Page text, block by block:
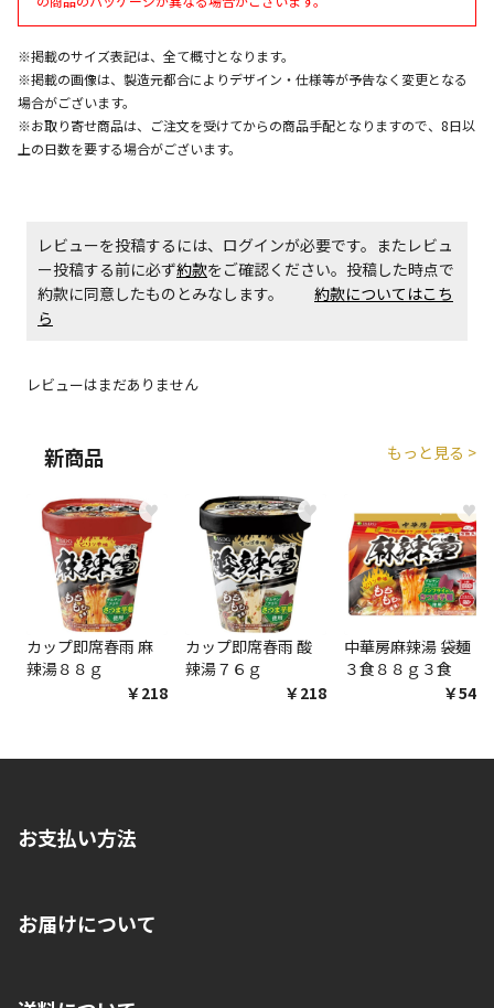
ため、通常よりお時間をいただく場合がございます。
また、日曜・祝日や年末年始などの長期休業期間中
は、休業明けからの出荷対応となります。
お見積商品です。金額・施工日はお打ち合わせの上、
決定となります。
エアコンの取付工事が必要な商品です。別途費用が発
商品購入個数ごとに送料がかかる商品です
※掲載のサイズ表記は、全て概寸となります。
※掲載の画像は、製造元都合によりデザイン・仕様等が予告なく変更となる
場合がございます。
※お取り寄せ商品は、ご注文を受けてからの商品手配となりますので、8日以
上の日数を要する場合がございます。
レビューを投稿するには、ログインが必要です。またレビュ
ー投稿する前に必ず約款をご確認ください。投稿した時点で
約款に同意したものとみなします。 約款についてはこち
ら
レビューはまだありません
新商品 もっと見る >
♥
カップ即席春雨 麻
辣湯８８ｇ
￥218
♥
カップ即席春雨 酸
辣湯７６ｇ
￥218
♥
中華房麻辣湯 袋麺
３食８８ｇ３食
￥548
お支払い方法
いいただくことはできません。ご了承ください。
お届けについて